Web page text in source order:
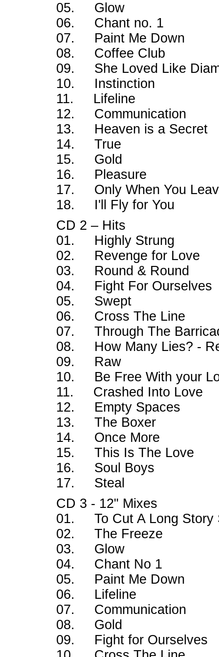
05. Glow
06. Chant no. 1
07. Paint Me Down
08. Coffee Club
09. She Loved Like
10. Instinction
11. Lifeline
12. Communication
13. Heaven is a
14. True
15. Gold
16. Pleasure
17. Only When You
18. I'll Fly for You
CD 2 – Hits
01. Highly Strung
02. Revenge for
03. Round & Round
04. Fight For Ourselves
05. Swept
06. Cross The Line
07. Through The
08. How Many Lies? -
09. Raw
10. Be Free With
11. Crashed Into
12. Empty Spaces
13. The Boxer
14. Once More
15. This Is The
16. Soul Boys
17. Steal
CD 3 - 12" Mixes
01. To Cut A Long
02. The Freeze
03. Glow
04. Chant No 1
05. Paint Me
06. Lifeline
07.
08. Gold
09. Fight for